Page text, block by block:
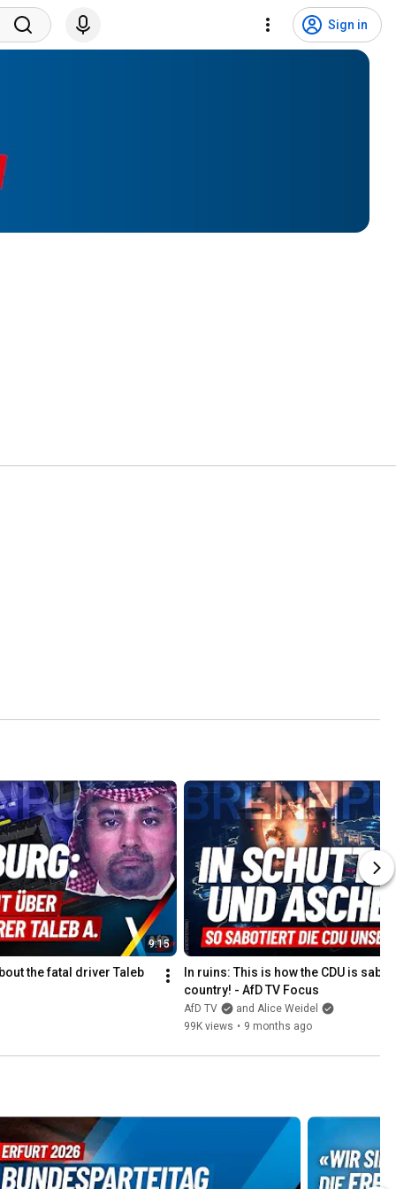
Sign in
9:15
the fatal driver Taleb
In ruins: This is how the CDU is
country! - AfD TV Focus
AfD TV
and Alice Weidel
99K views • 9 months ago